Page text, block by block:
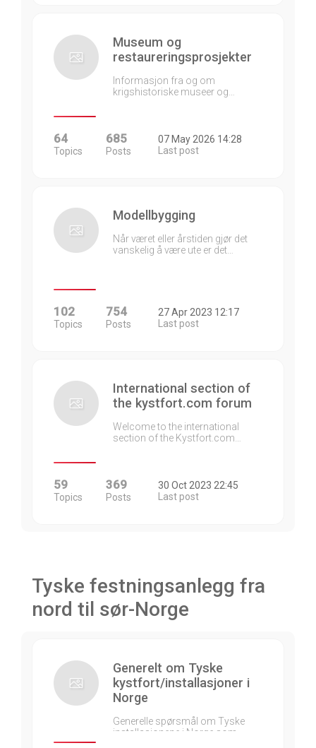
Museum og
restaureringsprosjekter
Informasjon fra og om
krigshistoriske museer og…
64
Topics
685
Posts
07 May 2026 14:28
Last post
Modellbygging
Når været eller årstiden gjør det
vanskelig å være ute er det…
102
Topics
754
Posts
27 Apr 2023 12:17
Last post
International section of
the kystfort.com forum
Welcome to the international
section of the Kystfort.com…
59
Topics
369
Posts
30 Oct 2023 22:45
Last post
Tyske festningsanlegg fra
nord til sør-Norge
Generelt om Tyske
kystfort/installasjoner i
Norge
Generelle spørsmål om Tyske
installasjonene i Norge som…